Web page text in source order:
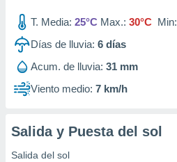
1199
T. Media: 25°C Max.: 30°C Min:
Días de lluvia: 6 días
Acum. de lluvia: 31 mm
Viento medio: 7 km/h
Salida y Puesta del sol
Salida del sol